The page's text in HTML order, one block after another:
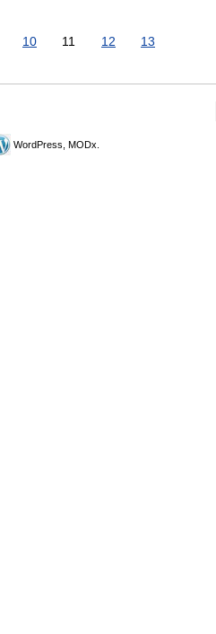
10 11 12 13
WordPress, MODx.